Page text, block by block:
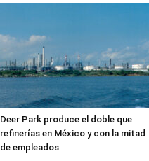
Deer Park produce el doble que
refinerías en México y con la mitad
de empleados